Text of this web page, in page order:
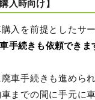
入時向け】
入を前提としたサ
手続きも依頼できま
車手続きも進めら
までの間に手元に